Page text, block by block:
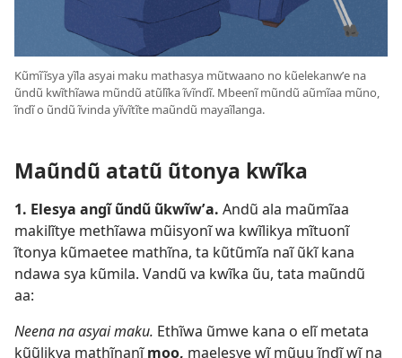
Kũmĩĩsya yĩla asyai maku mathasya mũtwaano no kũelekanwʼe na
ũndũ kwĩthĩawa mũndũ atũlĩka ĩvĩndĩ. Mbeenĩ mũndũ aũmĩaa mũno,
ĩndĩ o ũndũ ĩvinda yĩvĩtĩte maũndũ mayaĩlanga.
Maũndũ atatũ ũtonya kwĩka
1. Elesya angĩ ũndũ ũkwĩwʼa. Andũ ala maũmĩaa
makilĩtye methĩawa mũisyonĩ wa kwĩlikya mĩtuonĩ
ĩtonya kũmaetee mathĩna, ta kũtũmĩa naĩ ũkĩ kana
ndawa sya kũmila. Vandũ va kwĩka ũu, tata maũndũ
aa:
Neena na asyai maku. Ethĩwa ũmwe kana o elĩ metata
kũũlikya mathĩnanĩmoo, maelesye wĩ mũuu ĩndĩ wĩ na